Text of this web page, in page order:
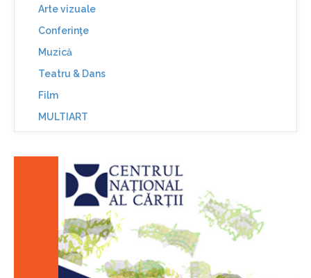
Arte vizuale
Conferinţe
Muzică
Teatru & Dans
Film
MULTIART